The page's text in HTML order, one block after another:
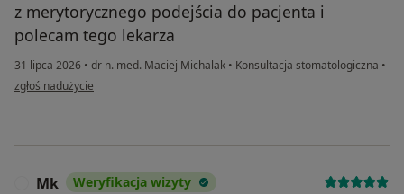
z merytorycznego podejścia do pacjenta i
polecam tego lekarza
31 lipca 2026 • dr n. med. Maciej Michalak • Konsultacja stomatologiczna •
w opinii użytkownika Kinga
zgłoś nadużycie
Mk Weryfikacja wizyty